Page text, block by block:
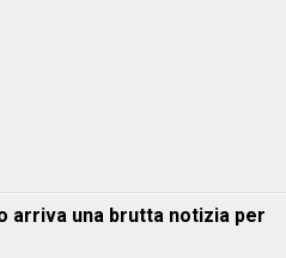
arriva una brutta notizia per